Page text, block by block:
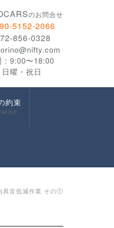
のお問合せ
5152-2066
856-0328
9:00〜18:00
曜・祝日
約束
異音低減作業 その①